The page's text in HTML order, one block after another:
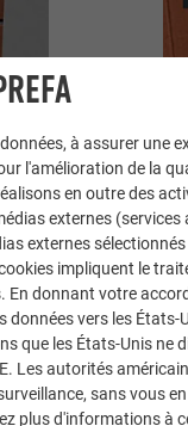
pour collier.
à assurer une
l'amélioration de la
en outre des
externes (services
externes
impliquent le
En donnant votre
données vers les États-
que les États-Unis ne
Les autorités
sans vous
plus d'informations à